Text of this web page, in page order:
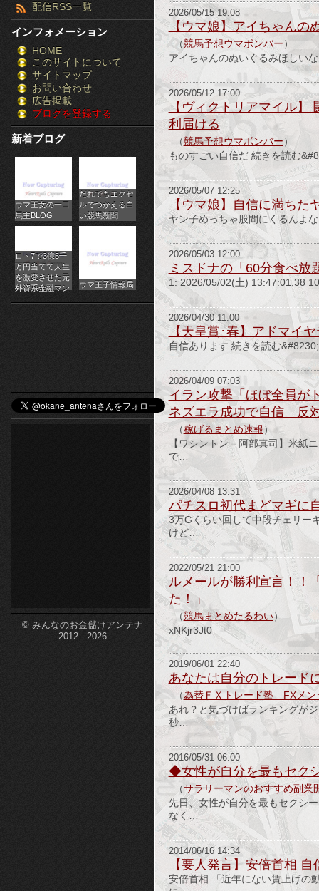
グ］-
株
FX
競
馬
パ
チ
ス
ロ
オ
ン
ラ
イ
ン
カ
ジ
ノ
etc-
配信RSS一覧
インフォメーション
HOME
このサイトについて
サイトマップ
お問い合わせ
広告掲載
ブログを登録する
新着ブログ
ウマ王女の一口
馬主BLOG
だれでもエクセ
ルでつかえる白
い競馬新聞
ロト7で3億5千
万円当てて人生
を激変させた元
外資系金融マン
ウマ王子情報局
© みんなのお金儲けアンテナ
2012 - 2026
2026/05/15 19:08
【ウマ娘】アイちゃんの
（競馬予想ウマボンバー）
アイちゃんのぬいぐるみほしい
2026/05/12 17:00
【ヴィクトリアマイル】
利届ける
（競馬予想ウマボンバー）
ものすごい自信だ 続きを読む
2026/05/07 12:25
【ウマ娘】自信に満ちた
ヤン子めっちゃ股間にくるんよ
2026/05/03 12:00
ミスドナの「60分食べ
1: 2026/05/02(土) 13:47:01.38
2026/04/30 11:00
【天皇賞･春】アドマイ
自信あります 続きを読む
2026/04/09 07:03
イラン攻撃「ほぼ全員
ネズエラ成功で自信 反
（稼げるまとめ速報）
【ワシントン＝阿部真司】米紙
で…
2026/04/08 13:31
パチスロ初代まどマギに
3万Gくらい回して中段チェリー
けど…
2022/05/21 21:00
ルメールが勝利宣言！！
た！」
（競馬まとめたるわい）
xNKjr3Jt0
2019/06/01 22:40
あなたは自分のトレード
（為替ＦＸトレード塾 FXメ
あれ？と気づけばランキングが
秒…
2016/05/31 06:00
◆女性が自分を最もセク
（サラリーマンのおすすめ副業
先日、女性が自分を最もセクシ
なく…
2014/06/16 14:34
【要人発言】安倍首相 自
安倍首相 「近年にない賃上げの